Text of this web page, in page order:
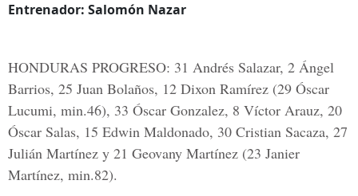
Entrenador: Salomón Nazar
HONDURAS PROGRESO: 31 Andrés Salazar, 2 Ángel
Barrios, 25 Juan Bolaños, 12 Dixon Ramírez (29 Óscar
Lucumi, min.46), 33 Óscar Gonzalez, 8 Víctor Arauz, 20
Óscar Salas, 15 Edwin Maldonado, 30 Cristian Sacaza, 27
Julián Martínez y 21 Geovany Martínez (23 Janier
Martínez, min.82).